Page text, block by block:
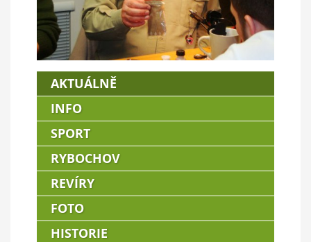
AKTUÁLNĚ
INFO
SPORT
RYBOCHOV
REVÍRY
FOTO
HISTORIE